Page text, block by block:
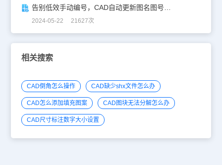
告别低效手动编号，CAD自动更新图名图号轻松搞定！
2024-05-22 21627次
相关搜索
CAD倒角怎么操作 CAD缺少shx文件怎么办
CAD怎么添加填充图案 CAD图块无法分解怎么办
CAD尺寸标注数字大小设置